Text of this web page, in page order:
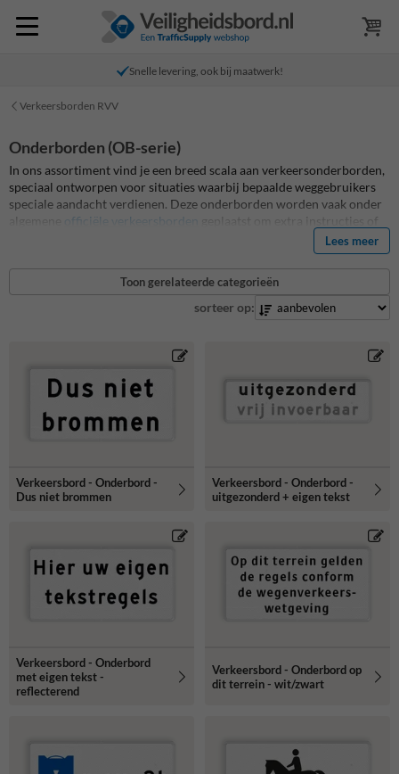
Snelle levering, ook bij maatwerk!
Verkeersborden RVV
Onderborden (OB-serie)
In ons assortiment vind je een breed scala aan verkeersonderborden,
speciaal ontworpen voor situaties waarbij bepaalde weggebruikers
speciale aandacht verdienen. Deze onderborden worden vaak onder
algemene
officiële verkeersborden
geplaatst om extra instructies of
uitzonderingen aan te duiden. Denk hierbij aan specifieke regels voor
verschillende voertuigen zoals tractoren, bussen, vrachtwagens,
fietsers, bromfietsers en voetgangers. De duidelijke pictogrammen op
de borden illustreren deze uitzonderingen helder. Daarnaast bevatten
sommige onderborden enkel tekst om bijzondere situaties of
voertuigen. Deze informatieve en specifieke aanwijzingen dragen bij
onderborden verkeer ben je verzekerd van heldere communicatie en
Lees meer
Toon gerelateerde categorieën
sorteer op:
Verkeersbord - Onderbord -
Dus niet brommen
Verkeersbord - Onderbord -
uitgezonderd + eigen tekst
Verkeersbord - Onderbord
met eigen tekst -
reflecterend
Verkeersbord - Onderbord op
dit terrein - wit/zwart